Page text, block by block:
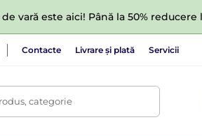
vară este aici! Până la 50%
Contacte Livrare și plată Servicii
categorie